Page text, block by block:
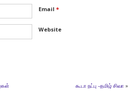
Email *
Website
கூடா நட்பு -தமிழ் சிவா »